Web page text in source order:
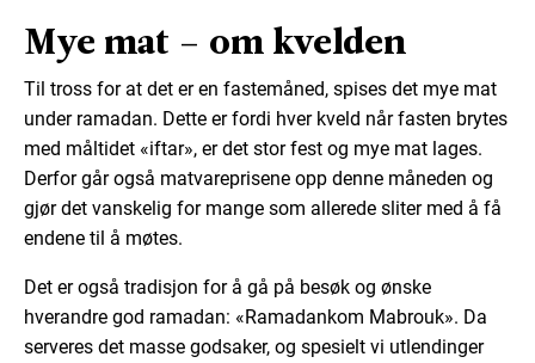
Mye mat – om kvelden
Til tross for at det er en fastemåned, spises det mye mat
under ramadan. Dette er fordi hver kveld når fasten brytes
med måltidet «iftar», er det stor fest og mye mat lages.
Derfor går også matvareprisene opp denne måneden og
gjør det vanskelig for mange som allerede sliter med å få
endene til å møtes.
Det er også tradisjon for å gå på besøk og ønske
hverandre god ramadan: «Ramadankom Mabrouk». Da
serveres det masse godsaker, og spesielt vi utlendinger